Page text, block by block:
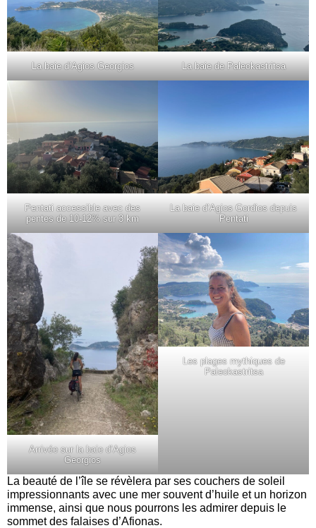
La baie d’Agios Georgios La baie de Paleokastritsa
Pentati accessible avec des
pentes de 10-12% sur 3 km
La baie d’Agios Gordios depuis
Pentati
Arrivée sur la baie d’Agios
Georgios
Les plages mythiques de
Paleokastritsa
La beauté de l’île se révèlera par ses couchers de soleil
impressionnants avec une mer souvent d’huile et un horizon
immense, ainsi que nous pourrons les admirer depuis le
sommet des falaises d’Afionas.